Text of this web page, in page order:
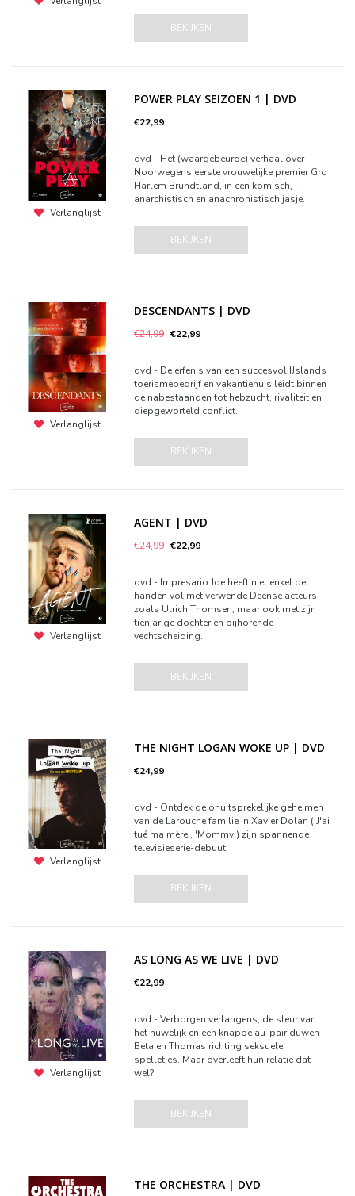
BEKIJKEN
Verlanglijst
POWER PLAY SEIZOEN 1 | DVD
€22,99
dvd - Het (waargebeurde) verhaal over
Noorwegens eerste vrouwelijke premier Gro
Harlem Brundtland, in een komisch,
anarchistisch en anachronistisch jasje.
BEKIJKEN
Verlanglijst
DESCENDANTS | DVD
€24,99 €22,99
dvd - De erfenis van een succesvol IJslands
toerismebedrijf en vakantiehuis leidt binnen
de nabestaanden tot hebzucht, rivaliteit en
diepgeworteld conflict.
BEKIJKEN
Verlanglijst
AGENT | DVD
€24,99 €22,99
dvd - Impresario Joe heeft niet enkel de
handen vol met verwende Deense acteurs
zoals Ulrich Thomsen, maar ook met zijn
tienjarige dochter en bijhorende
vechtscheiding.
BEKIJKEN
Verlanglijst
THE NIGHT LOGAN WOKE UP | DVD
€24,99
dvd - Ontdek de onuitsprekelijke geheimen
van de Larouche familie in Xavier Dolan ('J'ai
tué ma mère', 'Mommy') zijn spannende
televisieserie-debuut!
BEKIJKEN
Verlanglijst
AS LONG AS WE LIVE | DVD
€22,99
dvd - Verborgen verlangens, de sleur van
het huwelijk en een knappe au-pair duwen
Beta en Thomas richting seksuele
spelletjes. Maar overleeft hun relatie dat
wel?
BEKIJKEN
THE ORCHESTRA | DVD